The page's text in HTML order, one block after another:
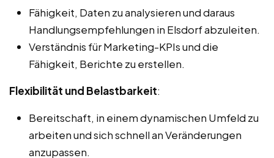
Fähigkeit, Daten zu analysieren und daraus
Handlungsempfehlungen in Elsdorf abzuleiten.
Verständnis für Marketing-KPIs und die
Fähigkeit, Berichte zu erstellen.
Flexibilität und Belastbarkeit:
Bereitschaft, in einem dynamischen Umfeld zu
arbeiten und sich schnell an Veränderungen
anzupassen.